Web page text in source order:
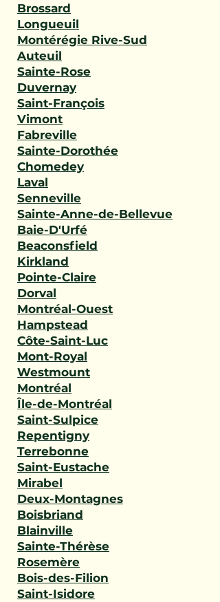
Brossard
Longueuil
Montérégie Rive-Sud
Auteuil
Sainte-Rose
Duvernay
Saint-François
Vimont
Fabreville
Sainte-Dorothée
Chomedey
Laval
Senneville
Sainte-Anne-de-Bellevue
Baie-D'Urfé
Beaconsfield
Kirkland
Pointe-Claire
Dorval
Montréal-Ouest
Hampstead
Côte-Saint-Luc
Mont-Royal
Westmount
Montréal
Île-de-Montréal
Saint-Sulpice
Repentigny
Terrebonne
Saint-Eustache
Mirabel
Deux-Montagnes
Boisbriand
Blainville
Sainte-Thérèse
Rosemère
Bois-des-Filion
Saint-Isidore